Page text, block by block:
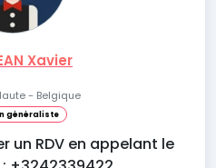
Xavier
- Belgique
généraliste
un RDV en appelant le